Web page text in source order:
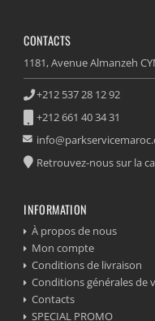
CONTACTS
1181, Avenue Almanzeh
+212 537 28 12 92
+212 661 40 34 31
Retrouvez-nous sur la
INFORMATION
À propos de nous
Mon compte
Conditions de livraison
Conditions générales de
Contacts
SPECIAL PROMO